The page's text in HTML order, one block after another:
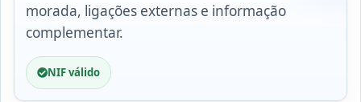
morada, ligações externas e informação
complementar.
NIF válido